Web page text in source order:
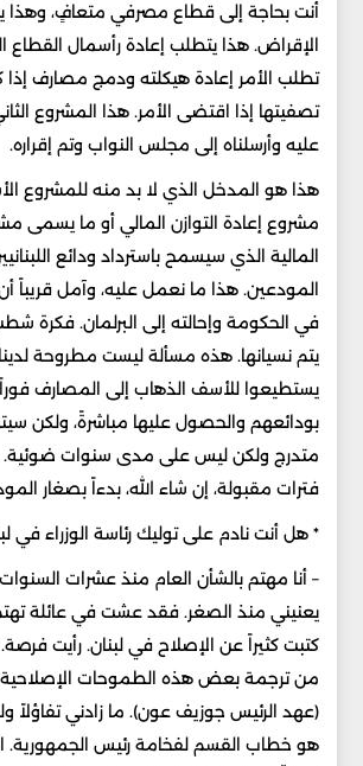
أنت بحاجة إلى قطاع مصرفي متعافٍ، وهذا
الإقراض. هذا يتطلب إعادة رأسمال القطاع
تطلب الأمر إعادة هيكلته ودمج مصارف إذا
تصفيتها إذا اقتضى الأمر. هذا المشروع
عليه وأرسلناه إلى مجلس النواب وتم إقراره.
هذا هو المدخل الذي لا بد منه للمشروع
مشروع إعادة التوازن المالي أو ما يسمى
المالية الذي سيسمح باسترداد ودائع
المودعين. هذا ما نعمل عليه، وآمل قريباً
في الحكومة وإحالته إلى البرلمان. فكرة
يتم نسيانها. هذه مسألة ليست مطروحة لدينا.
يستطيعوا للأسف الذهاب إلى المصارف
بودائعهم والحصول عليها مباشرةً، ولكن
متدرج ولكن ليس على مدى سنوات ضوئية.
فترات مقبولة، إن شاء الله، بدءاً بصغار
* هل أنت نادم على توليك رئاسة الوزراء في
– أنا مهتم بالشأن العام منذ عشرات
يعنيني منذ الصغر. فقد عشت في عائلة تهتم
كتبت كثيراً عن الإصلاح في لبنان. رأيت
من ترجمة بعض هذه الطموحات
(عهد الرئيس جوزيف عون). ما زادني
هو خطاب القسم لفخامة رئيس الجمهورية.